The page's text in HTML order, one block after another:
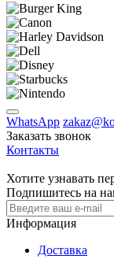
WhatsApp
Заказать звонок
Контакты
Хотите узнавать
Подпишитесь на
Информация
Доставка